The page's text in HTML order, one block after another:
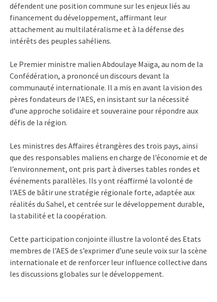
défendent une position commune sur les enjeux liés au
financement du développement, affirmant leur
attachement au multilatéralisme et à la défense des
intérêts des peuples sahéliens.
Le Premier ministre malien Abdoulaye Maïga, au nom de la
Confédération, a prononcé un discours devant la
communauté internationale. Il a mis en avant la vision des
pères fondateurs de l’AES, en insistant sur la nécessité
d’une approche solidaire et souveraine pour répondre aux
défis de la région.
Les ministres des Affaires étrangères des trois pays, ainsi
que des responsables maliens en charge de l’économie et de
l’environnement, ont pris part à diverses tables rondes et
événements parallèles. Ils y ont réaffirmé la volonté de
l’AES de bâtir une stratégie régionale forte, adaptée aux
réalités du Sahel, et centrée sur le développement durable,
la stabilité et la coopération.
Cette participation conjointe illustre la volonté des Etats
membres de l’AES de s’exprimer d’une seule voix sur la scène
internationale et de renforcer leur influence collective dans
les discussions globales sur le développement.